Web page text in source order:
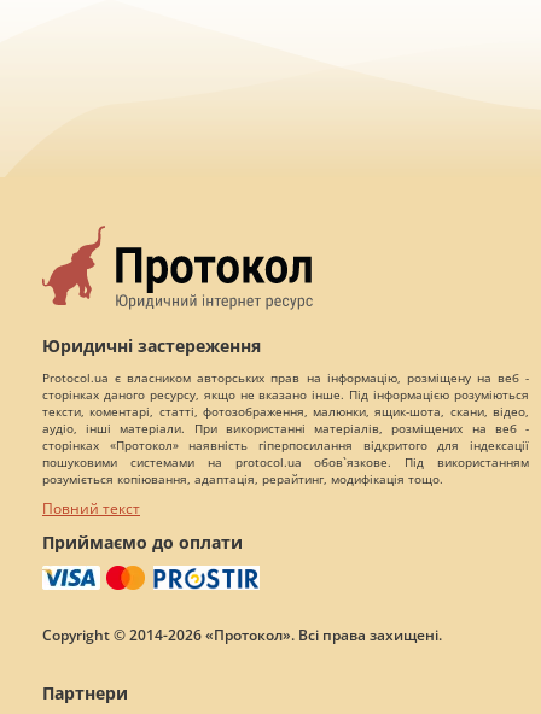
Юридичні застереження
Protocol.ua є власником авторських прав на інформацію, розміщену на веб -
сторінках даного ресурсу, якщо не вказано інше. Під інформацією розуміються
тексти, коментарі, статті, фотозображення, малюнки, ящик-шота, скани, відео,
аудіо, інші матеріали. При використанні матеріалів, розміщених на веб -
сторінках «Протокол» наявність гіперпосилання відкритого для індексації
пошуковими системами на protocol.ua обов`язкове. Під використанням
розуміється копіювання, адаптація, рерайтинг, модифікація тощо.
Повний текст
Приймаємо до оплати
Copyright © 2014-2026 «Протокол». Всі права захищені.
Партнери